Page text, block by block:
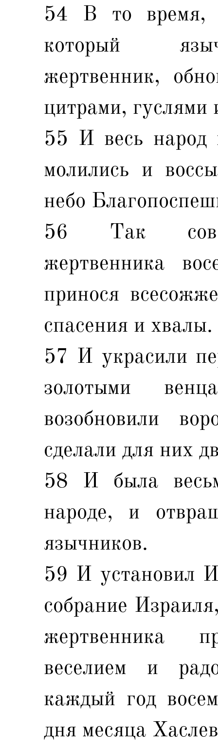
54 В то время,
который
жертвенник,
цитрами, гуслями
55 И весь народ
молились и
небо
56 Так
жертвенника
принося
спасения и хвалы.
57 И украсили
золотыми
возобновили
сделали для них
58 И была
народе, и
язычников.
59 И установил
собрание
жертвенника
веселием и
каждый год
дня месяца